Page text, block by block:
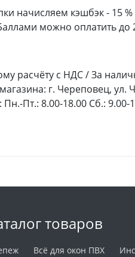
начисляем кэшбэк - 15
можно оплатить до
расчёту с НДС / За
г. Череповец, ул.
Пт.: 8.00-18.00 Сб.: 9.00-
товаров
Всё для окон ПВХ